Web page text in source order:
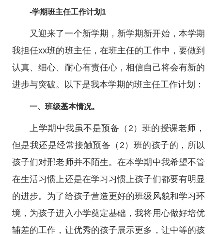
-学期班主任工作计划1
又迎来了一个新学期，新学期新开始，本学期
我担任xx班的班主任，在班主任的工作中，要做到
认真、细心、耐心有责任心，相信自己将会有新的
进步与突破。以下是我本学期的班主任工作计划：
一、班级基本情况。
上学期中我虽不是预备（2）班的授课老师，
但是我还是经常接触预备（2）班的孩子的，所以
孩子们对邢老师并不陌生。在本学期中我希望不管
在生活习惯上还是在学习习惯上孩子们都要有明显
的进步。为了给孩子营造更好的班级风貌和学习环
境，为孩子进入小学奠定基础，我将用心做好培优
辅差的工作，让优秀的孩子展示更多，让中等的孩